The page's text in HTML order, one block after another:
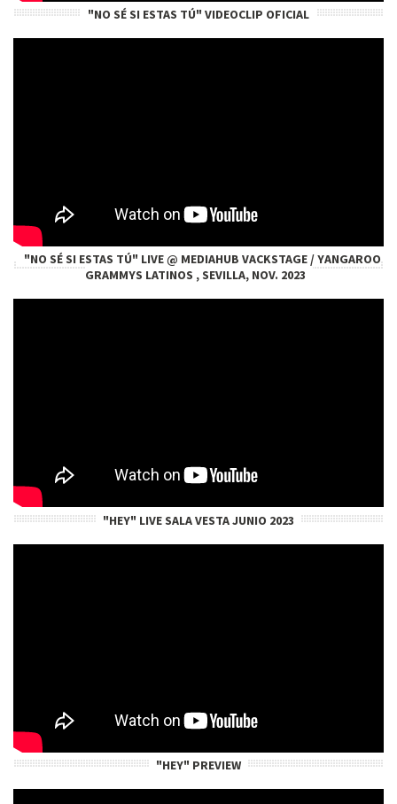
"NO SÉ SI ESTAS TÚ" VIDEOCLIP OFICIAL
"NO SÉ SI ESTAS TÚ" LIVE @ MEDIAHUB VACKSTAGE / YANGAROO
GRAMMYS LATINOS , SEVILLA, NOV. 2023
"HEY" LIVE SALA VESTA JUNIO 2023
"HEY" PREVIEW